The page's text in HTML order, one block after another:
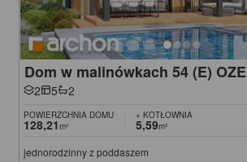
Dom w malinówkach 54 (E) OZE
2 5 2
POWIERZCHNIA DOMU
128,21m²
+ KOTŁOWNIA
5,59m²
jednorodzinny z poddaszem